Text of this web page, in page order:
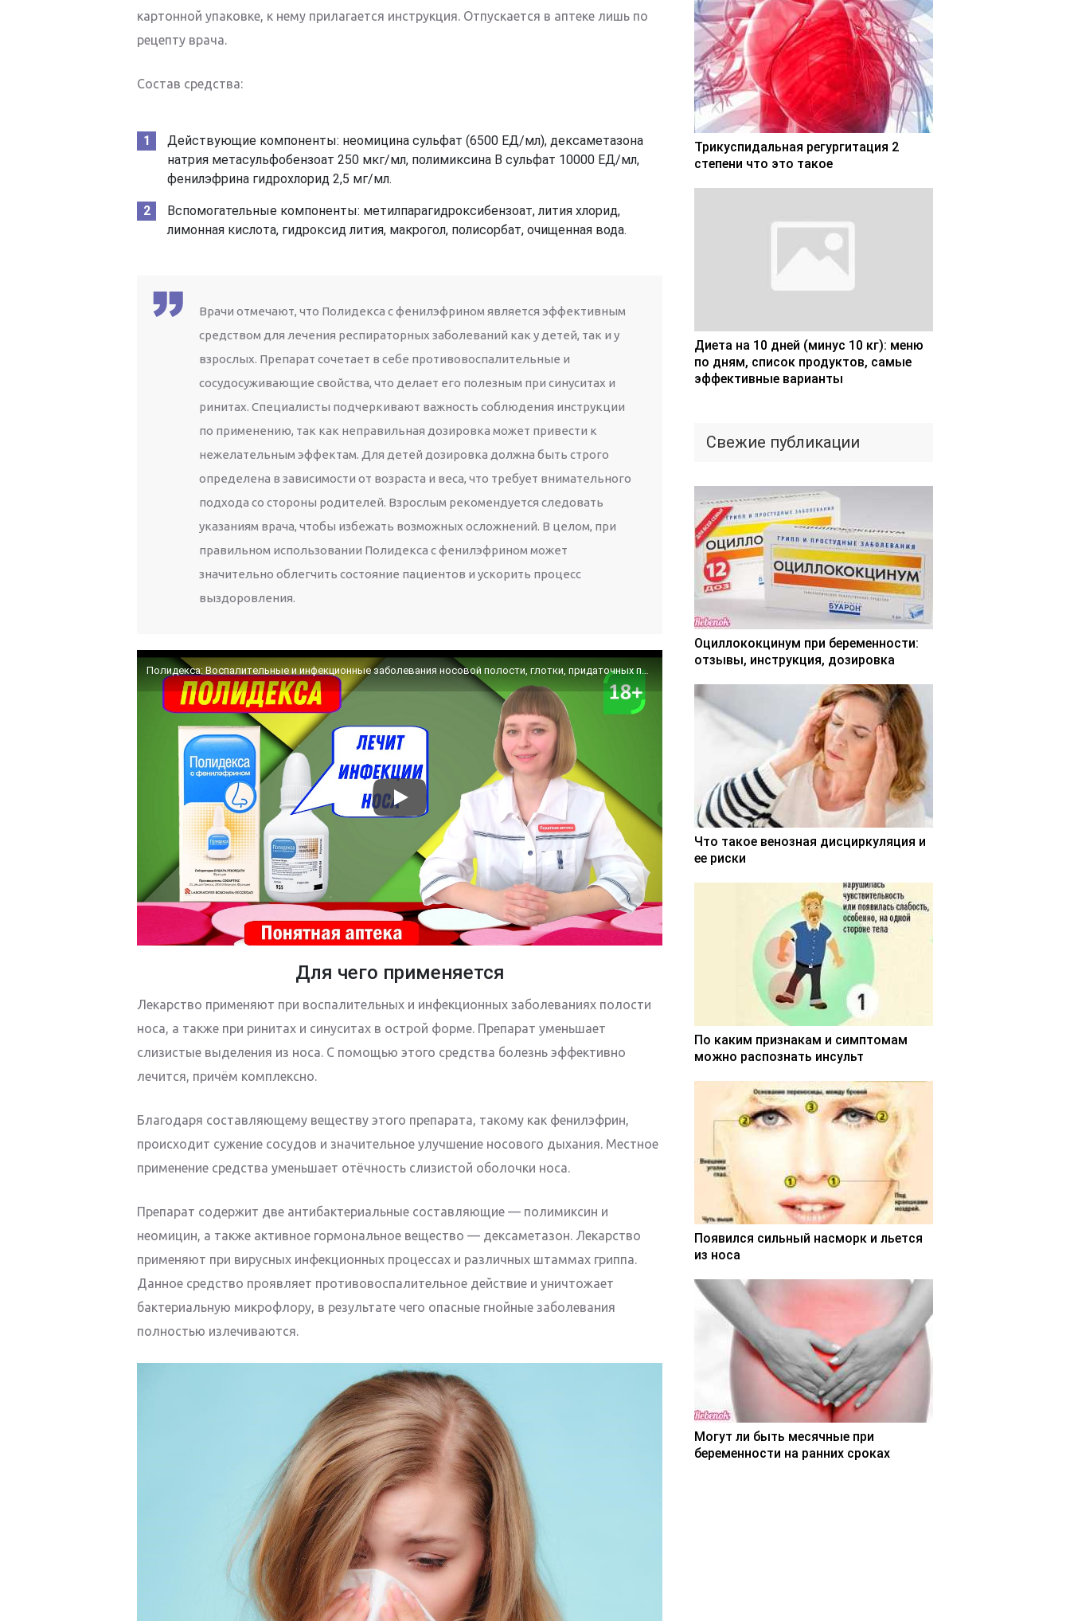
картонной упаковке, к нему прилагается инструкция. Отпускается в аптеке лишь по
рецепту врача.
Состав средства:
Действующие компоненты: неомицина сульфат (6500 ЕД/мл), дексаметазона
натрия метасульфобензоат 250 мкг/мл, полимиксина В сульфат 10000 ЕД/мл,
фенилэфрина гидрохлорид 2,5 мг/мл.
Вспомогательные компоненты: метилпарагидроксибензоат, лития хлорид,
лимонная кислота, гидроксид лития, макрогол, полисорбат, очищенная вода.
Врачи отмечают, что Полидекса с фенилэфрином является эффективным
средством для лечения респираторных заболеваний как у детей, так и у
взрослых. Препарат сочетает в себе противовоспалительные и
сосудосуживающие свойства, что делает его полезным при синуситах и
ринитах. Специалисты подчеркивают важность соблюдения инструкции
по применению, так как неправильная дозировка может привести к
нежелательным эффектам. Для детей дозировка должна быть строго
определена в зависимости от возраста и веса, что требует внимательного
подхода со стороны родителей. Взрослым рекомендуется следовать
указаниям врача, чтобы избежать возможных осложнений. В целом, при
правильном использовании Полидекса с фенилэфрином может
значительно облегчить состояние пациентов и ускорить процесс
выздоровления.
Полидекса: Воспалительные и инфекционные заболевания носовой полости, глотки, придаточных пазух носа
Для чего применяется
Лекарство применяют при воспалительных и инфекционных заболеваниях полости
носа, а также при ринитах и синуситах в острой форме. Препарат уменьшает
слизистые выделения из носа. С помощью этого средства болезнь эффективно
лечится, причём комплексно.
Благодаря составляющему веществу этого препарата, такому как фенилэфрин,
происходит сужение сосудов и значительное улучшение носового дыхания. Местное
применение средства уменьшает отёчность слизистой оболочки носа.
Препарат содержит две антибактериальные составляющие — полимиксин и
неомицин, а также активное гормональное вещество — дексаметазон. Лекарство
применяют при вирусных инфекционных процессах и различных штаммах гриппа.
Данное средство проявляет противовоспалительное действие и уничтожает
бактериальную микрофлору, в результате чего опасные гнойные заболевания
полностью излечиваются.
Трикуспидальная регургитация 2
степени что это такое
Диета на 10 дней (минус 10 кг): меню
по дням, список продуктов, самые
эффективные варианты
Свежие публикации
Оциллококцинум при беременности:
отзывы, инструкция, дозировка
Что такое венозная дисциркуляция и
ее риски
По каким признакам и симптомам
можно распознать инсульт
Появился сильный насморк и льется
из носа
Могут ли быть месячные при
беременности на ранних сроках